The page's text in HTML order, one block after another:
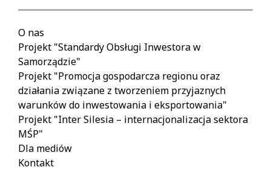
O nas
Projekt "Standardy Obsługi Inwestora w
Samorządzie"
Projekt "Promocja gospodarcza regionu oraz
działania związane z tworzeniem przyjaznych
warunków do inwestowania i eksportowania"
Projekt "Inter Silesia – internacjonalizacja sektora
MŚP"
Dla mediów
Kontakt